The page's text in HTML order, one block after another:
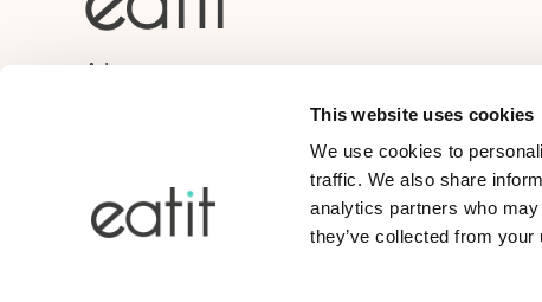
This website uses cookies
We use cookies to
traffic. We also share
analytics partners who
they’ve collected from
Adress:
Eatit erbjuder vård som underleverantör till
Sörmland